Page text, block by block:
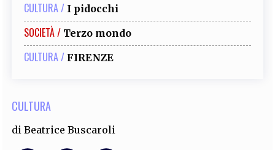
CULTURA / I pidocchi
SOCIETÀ / Terzo mondo
CULTURA / ​​​​​​​FIRENZE
CULTURA
diBeatrice Buscaroli